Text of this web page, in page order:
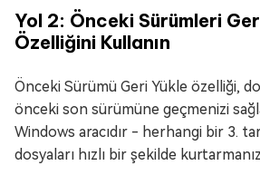
Yol 2: Önceki Sürümleri
Özelliğini Kullanın
Önceki Sürümü Geri Yükle özelliği,
önceki son sürümüne geçmenizi
Windows aracıdır - herhangi bir 3.
dosyaları hızlı bir şekilde